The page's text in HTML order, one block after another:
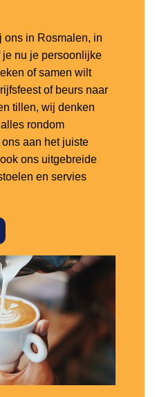
ons in Rosmalen, in
je nu je persoonlijke
of samen wilt
of beurs naar
tillen, wij denken
rondom
aan het juiste
ons uitgebreide
en servies